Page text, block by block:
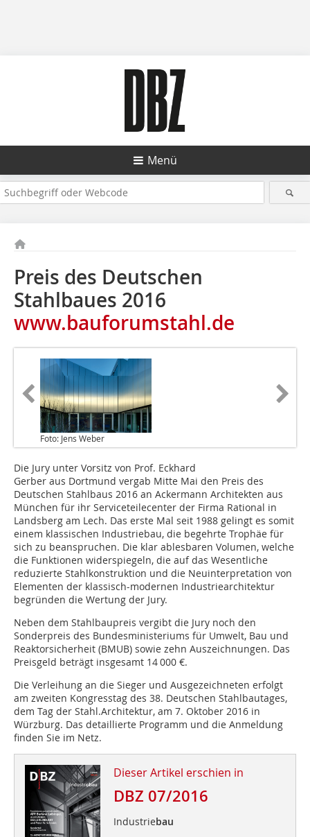
Menü
Preis des Deutschen
Stahlbaues 2016
www.bauforumstahl.de
Foto: Jens Weber
Die Jury unter Vorsitz von Prof. Eckhard
Gerber aus Dortmund vergab Mitte Mai den Preis des
Deutschen Stahlbaus 2016 an Ackermann Architekten aus
München für ihr Serviceteilecenter der Firma Rational in
Landsberg am Lech. Das erste Mal seit 1988 gelingt es somit
einem klassischen Industriebau, die begehrte Trophäe für
sich zu beanspruchen. Die klar ablesbaren Volumen, welche
die Funktionen widerspiegeln, die auf das Wesentliche
reduzierte Stahlkonstruktion und die Neuinterpretation von
­Elementen der klassisch-modernen Industriearchitektur
begründen die Wertung der Jury.
Neben dem Stahlbaupreis vergibt die Jury noch den
Sonderpreis des Bundesministeriums für Umwelt, Bau und
Reaktorsicherheit (BMUB) sowie zehn Auszeichnungen. Das
Preisgeld beträgt insgesamt 14 000 €.
Die Verleihung an die Sieger und Ausgezeichneten erfolgt
am zweiten Kongresstag des 38. Deutschen Stahlbautages,
dem Tag der Stahl.Architektur, am 7. Oktober 2016 in
Würzburg. Das detaillierte Programm und die Anmeldung
finden Sie im Netz.
Dieser Artikel erschien in
DBZ 07/2016
Industriebau